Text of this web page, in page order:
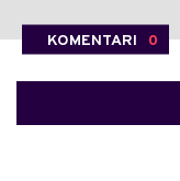
KOMENTARI 0